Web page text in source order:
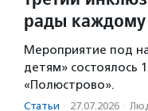
рады каждому
Мероприятие под
детям» состоялось
«Полюстрово».
Статьи · 27.07.2026 ·